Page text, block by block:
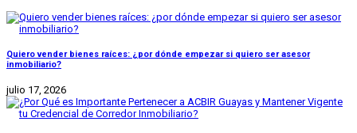
Quiero vender bienes raíces: ¿por dónde empezar si quiero ser asesor
inmobiliario?
julio 17, 2026